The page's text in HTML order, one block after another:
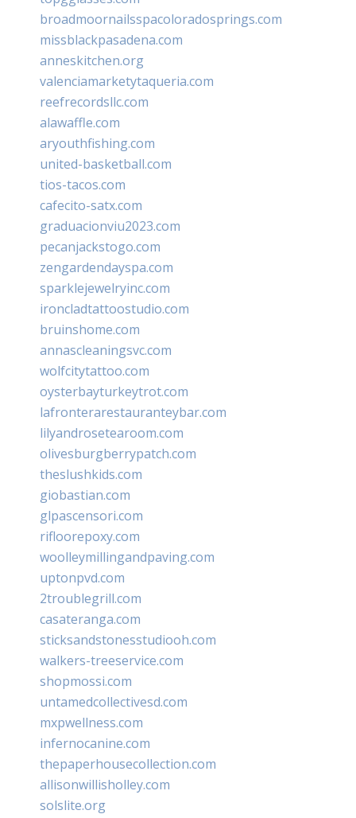
broadmoornailsspacoloradosprings.com
missblackpasadena.com
anneskitchen.org
valenciamarketytaqueria.com
reefrecordsllc.com
alawaffle.com
aryouthfishing.com
united-basketball.com
tios-tacos.com
cafecito-satx.com
graduacionviu2023.com
pecanjackstogo.com
zengardendayspa.com
sparklejewelryinc.com
ironcladtattoostudio.com
bruinshome.com
annascleaningsvc.com
wolfcitytattoo.com
oysterbayturkeytrot.com
lafronterarestauranteybar.com
lilyandrosetearoom.com
olivesburgberrypatch.com
theslushkids.com
giobastian.com
glpascensori.com
rifloorepoxy.com
woolleymillingandpaving.com
uptonpvd.com
2troublegrill.com
casateranga.com
sticksandstonesstudiooh.com
walkers-treeservice.com
shopmossi.com
untamedcollectivesd.com
mxpwellness.com
infernocanine.com
thepaperhousecollection.com
allisonwillisholley.com
solslite.org